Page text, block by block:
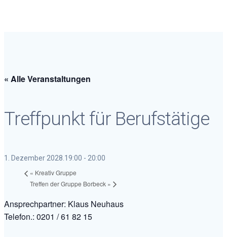
« Alle Veranstaltungen
Treffpunkt für Berufstätige
1. Dezember 2028.19:00 - 20:00
« Kreativ Gruppe
Treffen der Gruppe Borbeck »
Ansprechpartner: Klaus Neuhaus
Telefon.: 0201 / 61 82 15